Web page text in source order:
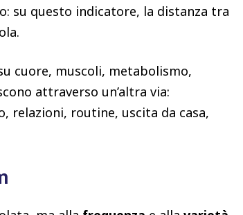
su questo indicatore, la distanza tra
cuore, muscoli, metabolismo,
attraverso un’altra via:
relazioni, routine, uscita da casa,